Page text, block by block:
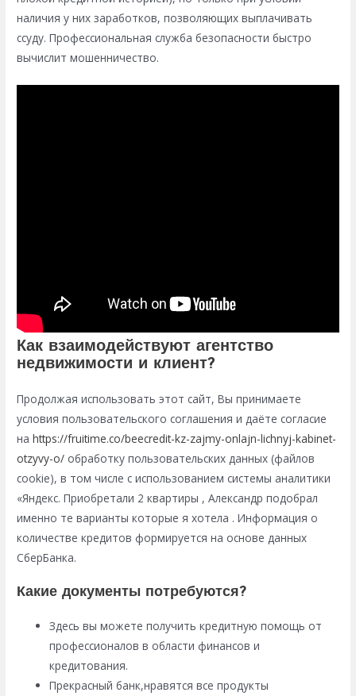
наличия у них заработков, позволяющих выплачивать
ссуду. Профессиональная служба безопасности быстро
вычислит мошенничество.
Как взаимодействуют агентство
недвижимости и клиент?
Продолжая использовать этот сайт, Вы принимаете
условия пользовательского соглашения и даёте согласие
наhttps://fruitime.co/beecredit-kz-zajmy-onlajn-lichnyj-kabinet-
otzyvy-o/ обработку пользовательских данных (файлов
cookie), в том числе с использованием системы аналитики
«Яндекс. Приобретали 2 квартиры , Александр подобрал
именно те варианты которые я хотела . Информация о
количестве кредитов формируется на основе данных
СберБанка.
Какие документы потребуются?
Здесь вы можете получить кредитную помощь от
профессионалов в области финансов и
кредитования.
Прекрасный банк,нравятся все продукты